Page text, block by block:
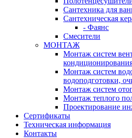
Сантехника для
Сантехническая
- Фаянс
Смесители
МОНТАЖ
Монтаж систем
Монтаж систем
водоподготовки,
Монтаж систем
Монтаж теплого
Проектирование
Сертификаты
Техническая информация
Контакты